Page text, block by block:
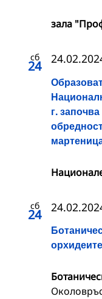
зала
сб
24
г.
сб
24